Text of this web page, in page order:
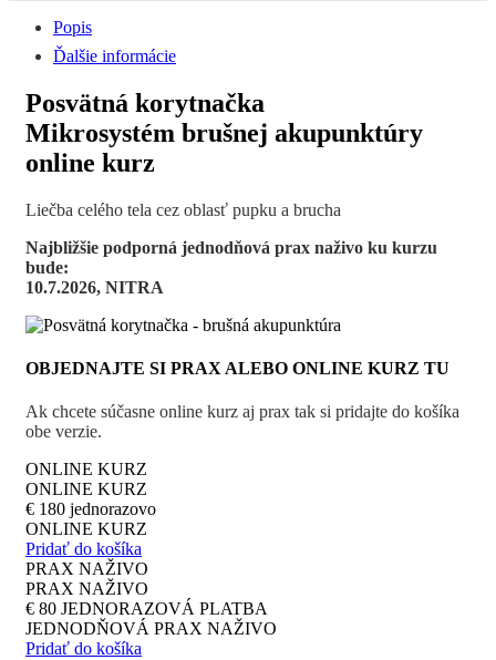
Popis
Ďalšie informácie
Posvätná korytnačka
Mikrosystém brušnej akupunktúry
online kurz
Liečba celého tela cez oblasť pupku a brucha
Najbližšie podporná jednodňová prax naživo ku kurzu
bude:
10.7.2026, NITRA
OBJEDNAJTE SI PRAX ALEBO ONLINE KURZ TU
Ak chcete súčasne online kurz aj prax tak si pridajte do košíka
obe verzie.
ONLINE KURZ
ONLINE KURZ
€ 180 jednorazovo
ONLINE KURZ
Pridať do košíka
PRAX NAŽIVO
PRAX NAŽIVO
€ 80 JEDNORAZOVÁ PLATBA
JEDNODŇOVÁ PRAX NAŽIVO
Pridať do košíka